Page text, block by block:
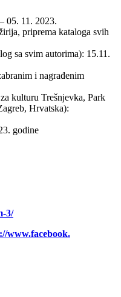
05. 11. 2023.
priprema kataloga svih
sa svim autorima): 15.11.
i nagrađenim
kulturu Trešnjevka, Park
Hrvatska):
godine
3/
www.facebook.